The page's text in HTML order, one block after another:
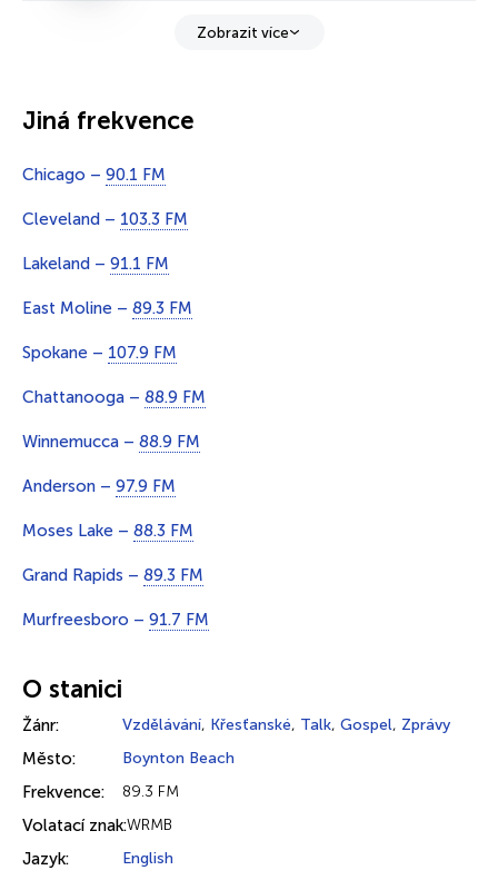
Zobrazit více
Jiná frekvence
Chicago – 90.1 FM
Cleveland – 103.3 FM
Lakeland – 91.1 FM
East Moline – 89.3 FM
Spokane – 107.9 FM
Chattanooga – 88.9 FM
Winnemucca – 88.9 FM
Anderson – 97.9 FM
Moses Lake – 88.3 FM
Grand Rapids – 89.3 FM
Murfreesboro – 91.7 FM
O stanici
Žánr: Vzdělávání, Křesťanské, Talk, Gospel, Zprávy
Město: Boynton Beach
Frekvence: 89.3 FM
Volatací znak:WRMB
Jazyk: English